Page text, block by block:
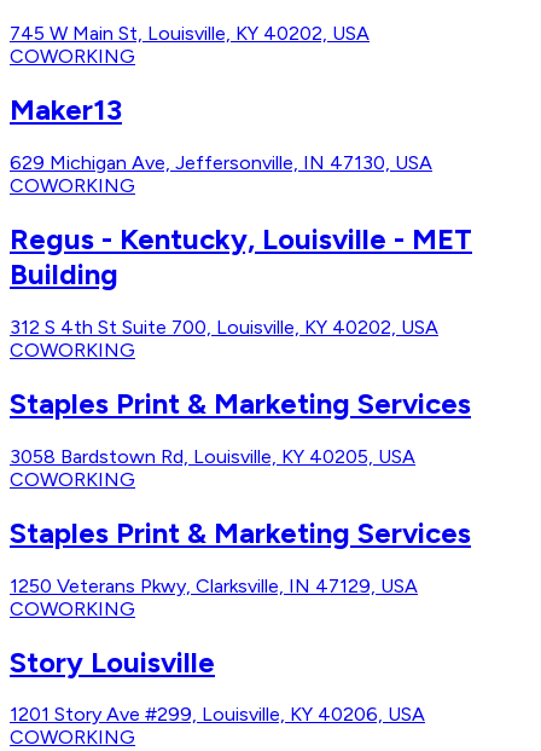
745 W Main St, Louisville, KY 40202, USA
COWORKING
Maker13
629 Michigan Ave, Jeffersonville, IN 47130, USA
COWORKING
Regus - Kentucky, Louisville - MET
Building
312 S 4th St Suite 700, Louisville, KY 40202, USA
COWORKING
Staples Print & Marketing Services
3058 Bardstown Rd, Louisville, KY 40205, USA
COWORKING
Staples Print & Marketing Services
1250 Veterans Pkwy, Clarksville, IN 47129, USA
COWORKING
Story Louisville
1201 Story Ave #299, Louisville, KY 40206, USA
COWORKING